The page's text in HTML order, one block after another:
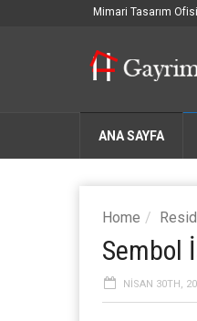
Mimari Tasarım Ofisi
ANA SAYFA
Home
Sembol
NISAN 30TH,